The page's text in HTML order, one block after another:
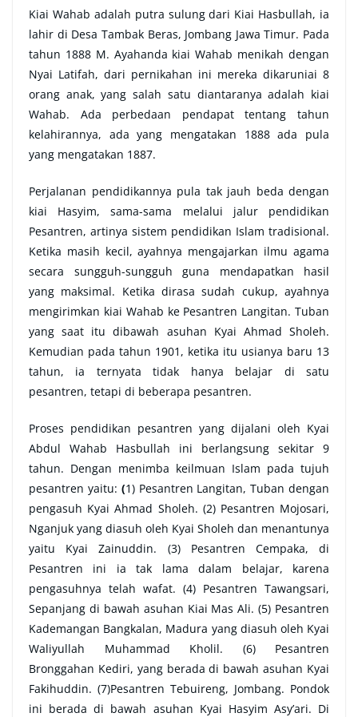
Kiai Wahab adalah putra sulung dari Kiai Hasbullah, ia
lahir di Desa Tambak Beras, Jombang Jawa Timur. Pada
tahun 1888 M. Ayahanda kiai Wahab menikah dengan
Nyai Latifah, dari pernikahan ini mereka dikaruniai 8
orang anak, yang salah satu diantaranya adalah kiai
Wahab. Ada perbedaan pendapat tentang tahun
kelahirannya, ada yang mengatakan 1888 ada pula
yang mengatakan 1887.
Perjalanan pendidikannya pula tak jauh beda dengan
kiai Hasyim, sama-sama melalui jalur pendidikan
Pesantren, artinya sistem pendidikan Islam tradisional.
Ketika masih kecil, ayahnya mengajarkan ilmu agama
secara sungguh-sungguh guna mendapatkan hasil
yang maksimal. Ketika dirasa sudah cukup, ayahnya
mengirimkan kiai Wahab ke Pesantren Langitan. Tuban
yang saat itu dibawah asuhan Kyai Ahmad Sholeh.
Kemudian pada tahun 1901, ketika itu usianya baru 13
tahun, ia ternyata tidak hanya belajar di satu
pesantren, tetapi di beberapa pesantren.
Proses pendidikan pesantren yang dijalani oleh Kyai
Abdul Wahab Hasbullah ini berlangsung sekitar 9
tahun. Dengan menimba keilmuan Islam pada tujuh
pesantren yaitu: (1) Pesantren Langitan, Tuban dengan
pengasuh Kyai Ahmad Sholeh. (2) Pesantren Mojosari,
Nganjuk yang diasuh oleh Kyai Sholeh dan menantunya
yaitu Kyai Zainuddin. (3) Pesantren Cempaka, di
Pesantren ini ia tak lama dalam belajar, karena
pengasuhnya telah wafat. (4) Pesantren Tawangsari,
Sepanjang di bawah asuhan Kiai Mas Ali. (5) Pesantren
Kademangan Bangkalan, Madura yang diasuh oleh Kyai
Waliyullah Muhammad Kholil. (6) Pesantren
Bronggahan Kediri, yang berada di bawah asuhan Kyai
Fakihuddin. (7)Pesantren Tebuireng, Jombang. Pondok
ini berada di bawah asuhan Kyai Hasyim Asy’ari. Di